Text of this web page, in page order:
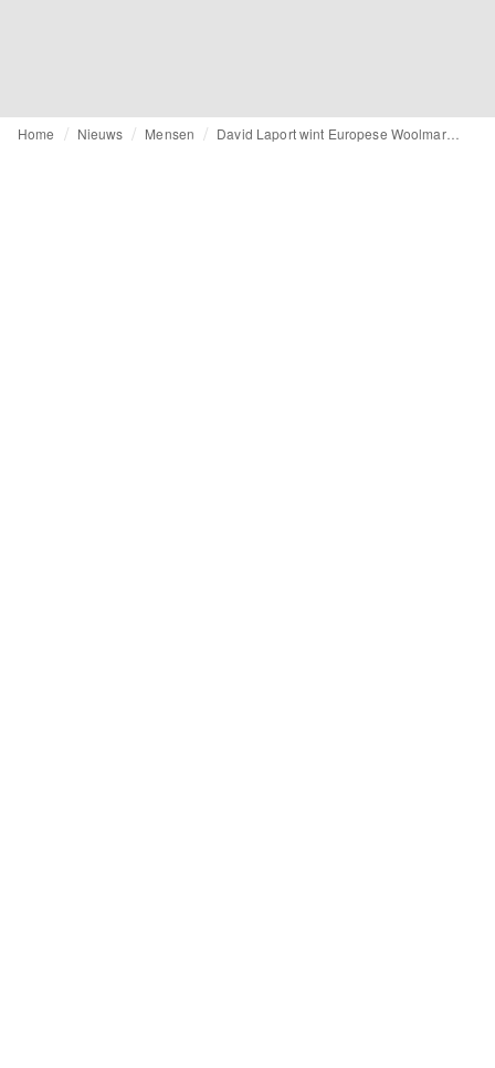
Home Nieuws Mensen David Laport wint Europese Woolmark Prize